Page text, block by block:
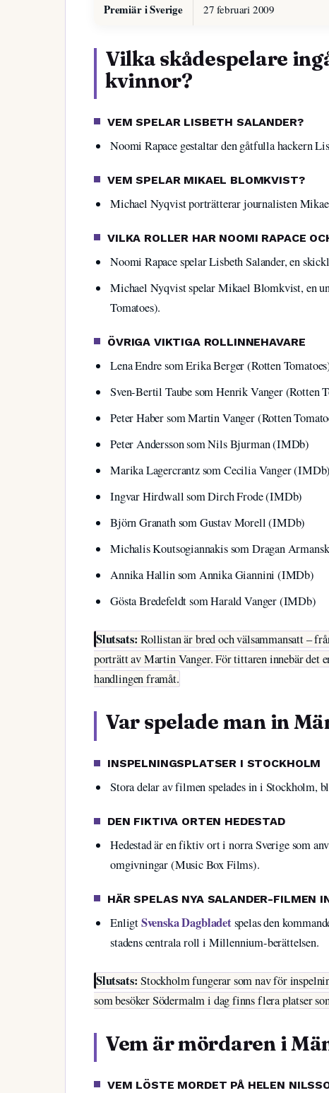
Premiär i Sverige 27 februari 2009
Vilka skådespelare
kvinnor?
VEM SPELAR LISBETH SALANDER?
Noomi Rapace gestaltar den gåtfulla hackern
VEM SPELAR MIKAEL BLOMKVIST?
Michael Nyqvist porträtterar journalisten
VILKA ROLLER HAR NOOMI RAPACE
Noomi Rapace spelar Lisbeth Salander, en
Michael Nyqvist spelar Mikael Blomkvist, en
Tomatoes).
ÖVRIGA VIKTIGA ROLLINNEHAVARE
Lena Endre som Erika Berger (Rotten
Sven-Bertil Taube som Henrik Vanger (Rotten
Peter Haber som Martin Vanger (Rotten
Peter Andersson som Nils Bjurman (IMDb)
Marika Lagercrantz som Cecilia Vanger (IMDb)
Ingvar Hirdwall som Dirch Frode (IMDb)
Björn Granath som Gustav Morell (IMDb)
Michalis Koutsogiannakis som Dragan
Annika Hallin som Annika Giannini (IMDb)
Gösta Bredefeldt som Harald Vanger (IMDb)
Slutsats: Rollistan är bred och välsammansatt –
porträtt av Martin Vanger. För tittaren innebär det
handlingen framåt.
Var spelade man in
INSPELNINGSPLATSER I STOCKHOLM
Stora delar av filmen spelades in i Stockholm,
DEN FIKTIVA ORTEN HEDESTAD
Hedestad är en fiktiv ort i norra Sverige som
omgivningar (Music Box Films).
HÄR SPELAS NYA SALANDER-FILMEN
EnligtSvenska Dagbladetspelas den
stadens centrala roll i Millennium-berättelsen.
Slutsats: Stockholm fungerar som nav för
som besöker Södermalm i dag finns flera platser
Vem är mördaren i
VEM LÖSTE MORDET PÅ HELEN